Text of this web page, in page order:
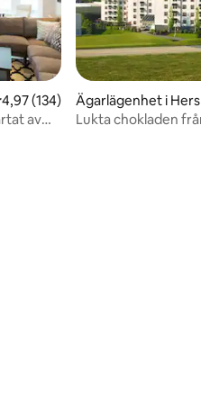
av 5 i genomsnittligt betyg,
4,97 (134)
av
Ägarlägenhet i
Lukta chokladen